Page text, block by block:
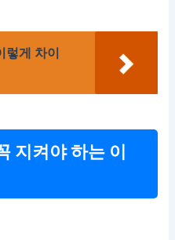
렇게 차이
지켜야 하는 이